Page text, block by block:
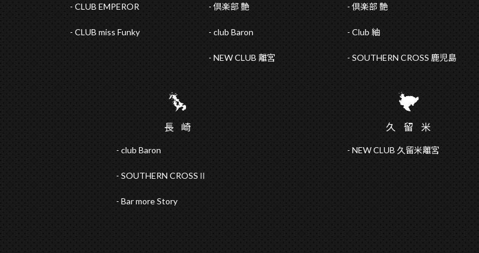
CLUB EMPEROR
CLUB miss Funky
倶楽部 艶
club Baron
NEW CLUB 離宮
倶楽部 艶
Club 紬
SOUTHERN CROSS 鹿児島
長 崎
club Baron
SOUTHERN CROSSⅡ
Bar more Story
久留 米
NEW CLUB 久留米離宮